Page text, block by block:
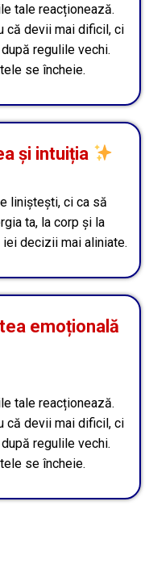
tale reacționează.
că devii mai dificil, ci
regulile vechi.
se încheie.
și intuiția
liniștești, ci ca să
ta, la corp și la
decizii mai aliniate.
emoțională
tale reacționează.
că devii mai dificil, ci
regulile vechi.
se încheie.